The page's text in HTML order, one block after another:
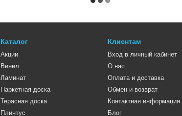
Каталог
Акции
Винил
Ламинат
Паркетная доска
Терасная доска
Плинтус
Клиентам
Вход в личный кабинет
О нас
Оплата и доставка
Обмен и возврат
Контактная информация
Блог